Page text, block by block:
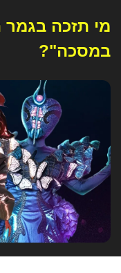
מי תזכה
במסכה"?